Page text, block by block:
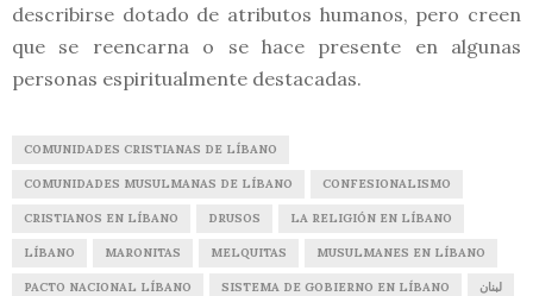
describirse dotado de atributos humanos, pero creen
que se reencarna o se hace presente en algunas
personas espiritualmente destacadas.
COMUNIDADES CRISTIANAS DE LÍBANO
COMUNIDADES MUSULMANAS DE LÍBANO CONFESIONALISMO
CRISTIANOS EN LÍBANO DRUSOS LA RELIGIÓN EN LÍBANO
LÍBANO MARONITAS MELQUITAS MUSULMANES EN LÍBANO
PACTO NACIONAL LÍBANO SISTEMA DE GOBIERNO EN LÍBANO لبنان